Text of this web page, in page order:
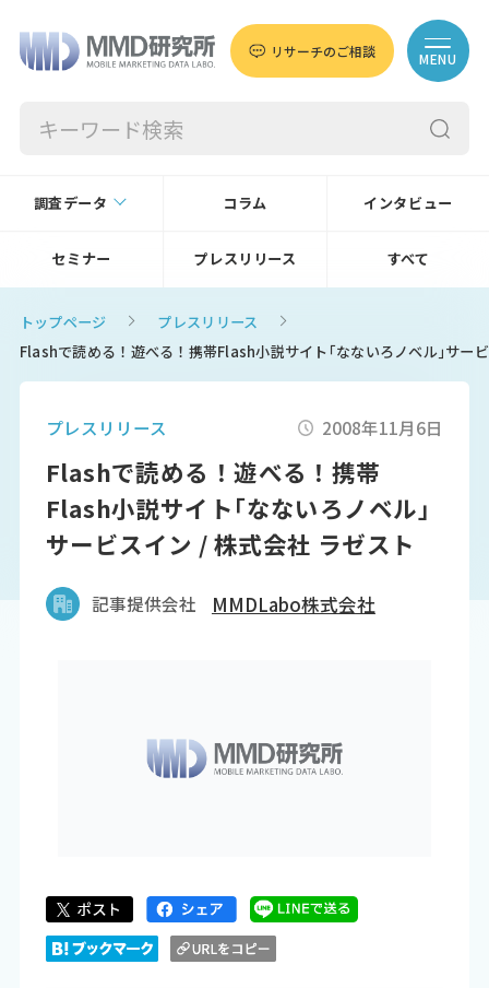
リサーチのご相談 MENU
調査データ コラム インタビュー
セミナー プレスリリース すべて
トップページ
プレスリリース
Flashで読める！遊べる！携帯Flash小説サイト｢なないろノベル｣サー
プレスリリース 2008年11月6日
Flashで読める！遊べる！携帯
Flash小説サイト｢なないろノベル｣
サービスイン / 株式会社 ラゼスト
記事提供会社 MMDLabo株式会社